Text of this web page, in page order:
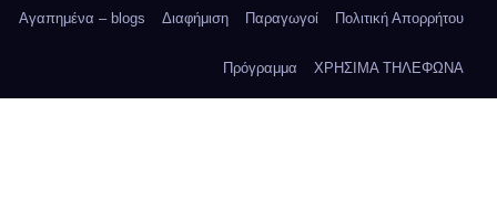
Αγαπημένα – blogs Διαφήμιση Παραγωγοί Πολιτική Απορρήτου
Πρόγραμμα ΧΡΗΣΙΜΑ ΤΗΛΕΦΩΝΑ